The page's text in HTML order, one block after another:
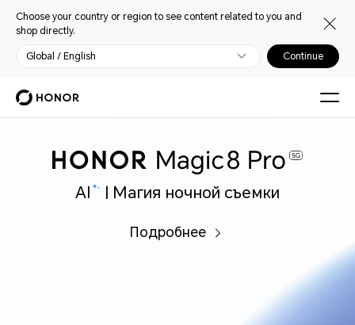
Choose your country or region to see content related to you and
shop directly.
Global / English Continue
AI | Магия ночной съемки
Подробнее